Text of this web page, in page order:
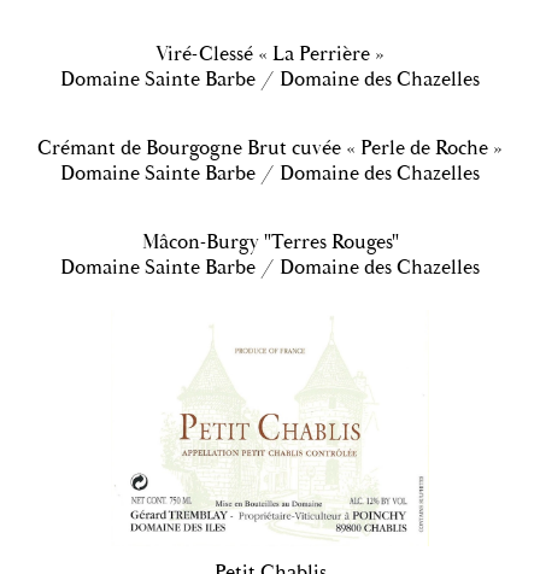
Viré-Clessé « La Perrière »
Domaine Sainte Barbe / Domaine des Chazelles
Crémant de Bourgogne Brut cuvée « Perle de Roche »
Domaine Sainte Barbe / Domaine des Chazelles
Mâcon-Burgy "Terres Rouges"
Domaine Sainte Barbe / Domaine des Chazelles